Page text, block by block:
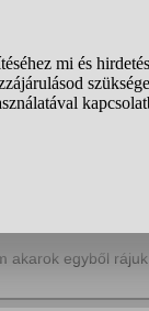
ennyire büszkék
nem ilyen
akarok egyből rájuk